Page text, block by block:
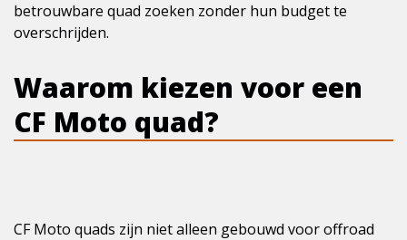
betrouwbare quad zoeken zonder hun budget te
overschrijden.
Waarom kiezen voor een
CF Moto quad?
CF Moto quads zijn niet alleen gebouwd voor offroad